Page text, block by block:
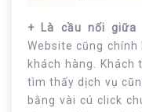
+ Là cầu nối giữa
Website cũng
khách hàng. Khách
tìm thấy dịch vụ
bằng vài cú click